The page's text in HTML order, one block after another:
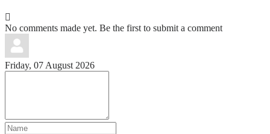
No comments made yet. Be the first to submit a comment
Friday, 07 August 2026